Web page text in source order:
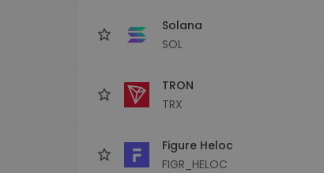
Solana
SOL
TRON
TRX
Figure Heloc
FIGR_HELOC